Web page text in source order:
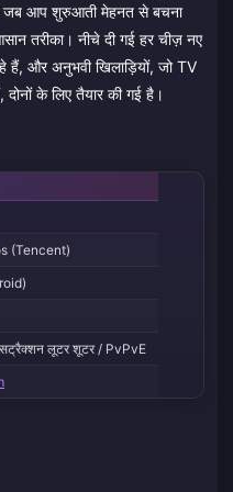
जब आप शुरुआती मेहनत से बचना
तरीका। नीचे दी गई हर चीज़ नए
हैं, और अनुभवी खिलाड़ियों, जो TV
के लिए तैयार की गई है।
(Tencent)
लूटर शूटर / PvPvE